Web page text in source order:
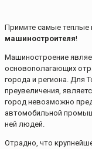
Примите самые теплые
машиностроителя!
Машиностроение
основополагающих
города и региона. Для
преувеличения,
город невозможно
автомобильной
ней людей.
Отрадно, что